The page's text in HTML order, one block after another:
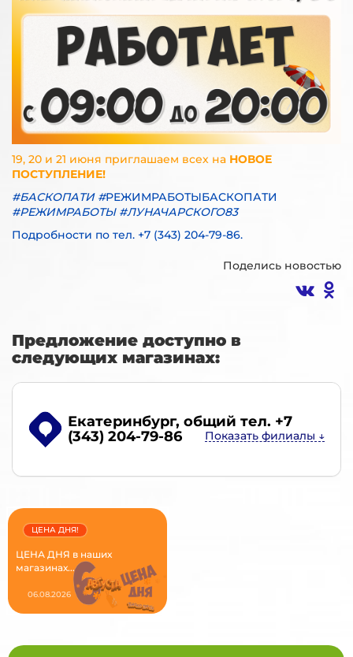
19, 20 и 21 июня приглашаем всех на НОВОЕ
ПОСТУПЛЕНИЕ!
#БАСКОПАТИ #РЕЖИМРАБОТЫБАСКОПАТИ
#РЕЖИМРАБОТЫ #ЛУНАЧАРСКОГО83
Подробности по тел. +7 (343) 204-79-86.
Поделись новостью
Предложение доступно в
следующих магазинах:
Екатеринбург, общий тел. +7
(343) 204-79-86
ЦЕНА ДНЯ в наших
магазинах...
ЦЕНА ДНЯ!
06.08.2026